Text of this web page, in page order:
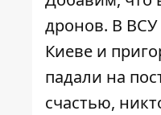
дронов. В ВСУ
Киеве и
падали на
счастью,